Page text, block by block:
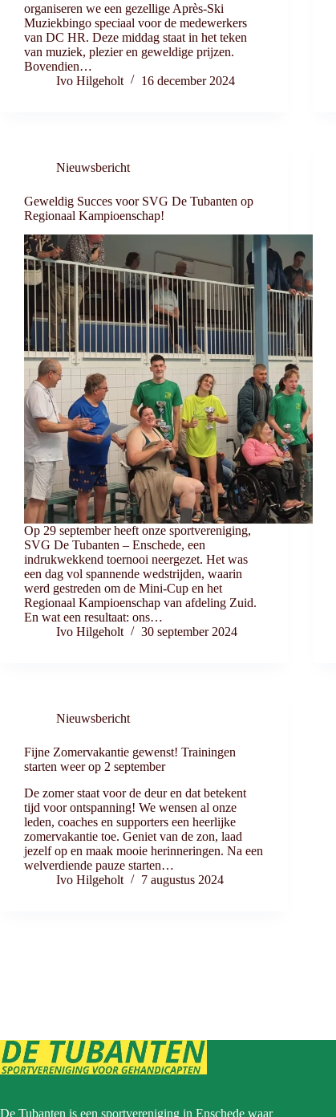
organiseren we een gezellige Après-Ski
Muziekbingo speciaal voor de medewerkers
van DC HR. Deze middag staat in het teken
van muziek, plezier en geweldige prijzen.
Bovendien…
Ivo Hilgeholt
16 december 2024
Nieuwsbericht
Geweldig Succes voor SVG De Tubanten op
Regionaal Kampioenschap!
Op 29 september heeft onze sportvereniging,
SVG De Tubanten – Enschede, een
indrukwekkend toernooi neergezet. Het was
een dag vol spannende wedstrijden, waarin
werd gestreden om de Mini-Cup en het
Regionaal Kampioenschap van afdeling Zuid.
En wat een resultaat: ons…
Ivo Hilgeholt
30 september 2024
Nieuwsbericht
Fijne Zomervakantie gewenst! Trainingen
starten weer op 2 september
De zomer staat voor de deur en dat betekent
tijd voor ontspanning! We wensen al onze
leden, coaches en supporters een heerlijke
zomervakantie toe. Geniet van de zon, laad
jezelf op en maak mooie herinneringen. Na een
welverdiende pauze starten…
Ivo Hilgeholt
7 augustus 2024
De Tubanten is een sportvereniging in Enschede waar